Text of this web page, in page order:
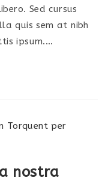
Sed cursus
quis sem at nibh
ipsum.…
nostra